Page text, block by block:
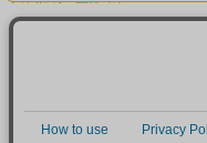
サイバー攻撃対策（GMOサイバ